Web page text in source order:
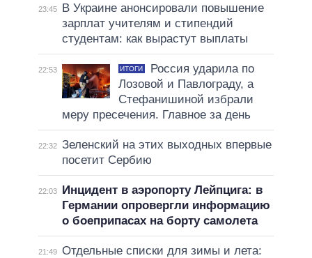
23:45
В Украине анонсировали повышение
зарплат учителям и стипендий
студентам: как вырастут выплаты
22:53 ИТОГИ
Россия ударила по
Лозовой и Павлограду, а
Стефанишиной избрали
меру пресечения. Главное за день
22:32 Зеленский на этих выходных впервые
посетит Сербию
22:03
Инцидент в аэропорту Лейпцига: в
Германии опровергли информацию
о боеприпасах на борту самолета
21:49 Отдельные списки для зимы и лета: